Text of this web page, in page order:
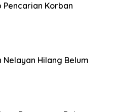
Pencarian Korban
Nelayan Hilang Belum